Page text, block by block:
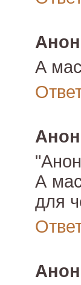
А
А
для